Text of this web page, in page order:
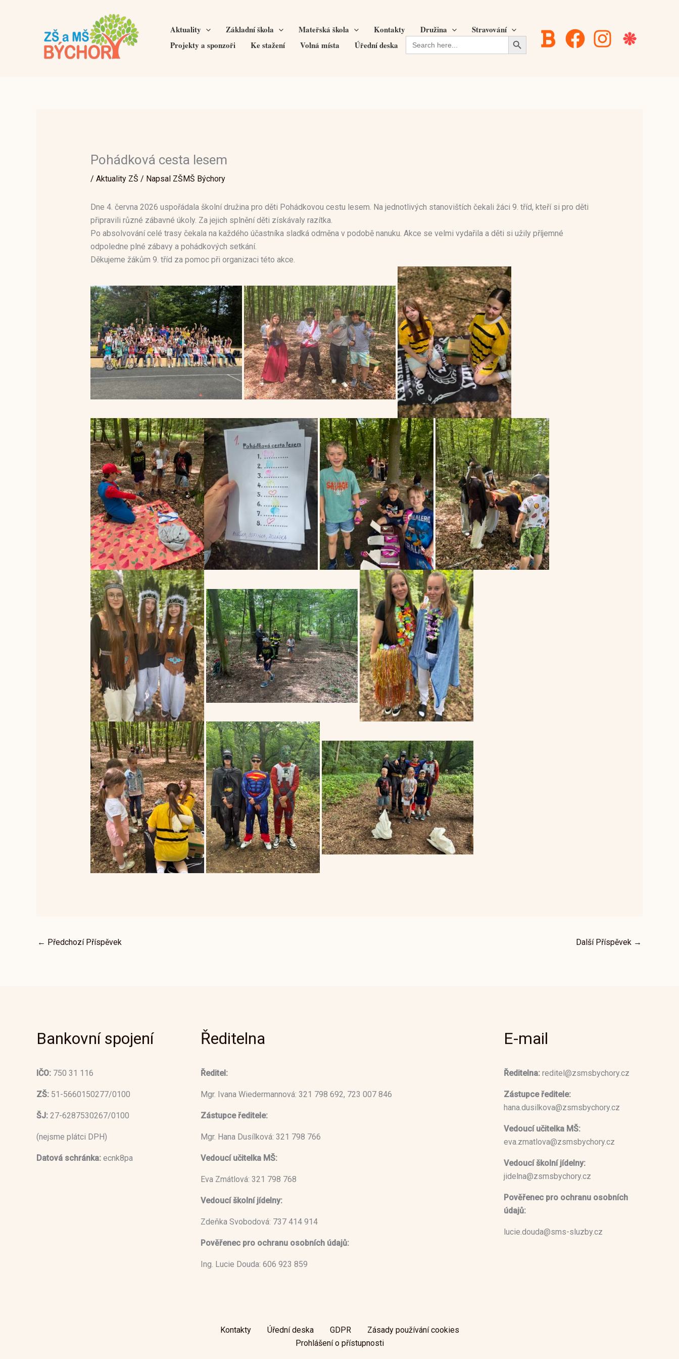
Aktuality Základní škola Mateřská škola Kontakty Družina
Stravování
Projekty a sponzoři
Ke stažení Volná místa Úřední deska Search
for:
Search Button
Pohádková cesta lesem
/ Aktuality ZŠ / Napsal ZŠMŠ Býchory
Dne 4. června 2026 uspořádala školní družina pro děti Pohádkovou cestu lesem. Na jednotlivých stanovištích čekali žáci 9. tříd, kteří si pro děti
připravili různé zábavné úkoly. Za jejich splnění děti získávaly razítka.
Po absolvování celé trasy čekala na každého účastníka sladká odměna v podobě nanuku. Akce se velmi vydařila a děti si užily příjemné
odpoledne plné zábavy a pohádkových setkání.
Děkujeme žákům 9. tříd za pomoc při organizaci této akce.
← Předchozí Příspěvek Další Příspěvek →
Bankovní spojení
IČO: 750 31 116
ZŠ: 51-5660150277/0100
ŠJ: 27-6287530267/0100
(nejsme plátci DPH)
Datová schránka: ecnk8pa
Ředitelna
Ředitel:
Mgr. Ivana Wiedermannová: 321 798 692, 723 007 846
Zástupce ředitele:
Mgr. Hana Dusílková: 321 798 766
Vedoucí učitelka MŠ:
Eva Zmátlová: 321 798 768
Vedoucí školní jídelny:
Zdeňka Svobodová: 737 414 914
Pověřenec pro ochranu osobních údajů:
Ing. Lucie Douda: 606 923 859
E-mail
Ředitelna: reditel@zsmsbychory.cz
Zástupce ředitele:
hana.dusilkova@zsmsbychory.cz
Vedoucí učitelka MŠ:
eva.zmatlova@zsmsbychory.cz
Vedoucí školní jídelny:
jidelna@zsmsbychory.cz
Pověřenec pro ochranu osobních
údajů:
lucie.douda@sms-sluzby.cz
Kontakty Úřední deska GDPR
Zásady používání cookies
Prohlášení o přístupnosti